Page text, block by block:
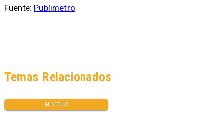
Fuente: Publimetro
MINEDUC
Temas Relacionados